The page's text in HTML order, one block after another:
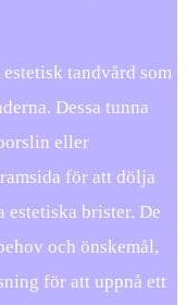
tandvård som
Dessa tunna
eller
för att dölja
estetiska brister. De
och önskemål,
för att uppnå ett